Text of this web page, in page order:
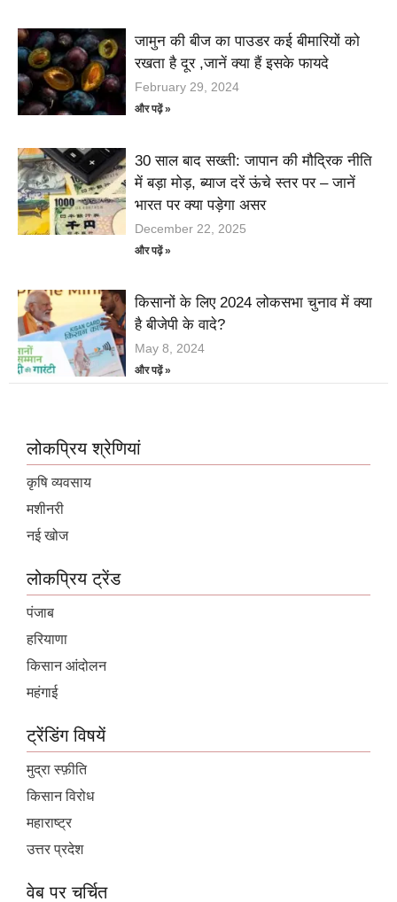
जामुन की बीज का पाउडर कई बीमारियों को
रखता है दूर ,जानें क्या हैं इसके फायदे
February 29, 2024
और पढ़ें »
30 साल बाद सख्ती: जापान की मौद्रिक नीति
में बड़ा मोड़, ब्याज दरें ऊंचे स्तर पर – जानें
भारत पर क्या पड़ेगा असर
December 22, 2025
और पढ़ें »
किसानों के लिए 2024 लोकसभा चुनाव में क्या
है बीजेपी के वादे?
May 8, 2024
और पढ़ें »
लोकप्रिय श्रेणियां
कृषि व्यवसाय
मशीनरी
नई खोज
लोकप्रिय ट्रेंड
पंजाब
हरियाणा
किसान आंदोलन
महंगाई
ट्रेंडिंग विषयें
मुद्रा स्फ़ीति
किसान विरोध
महाराष्ट्र
उत्तर प्रदेश
वेब पर चर्चित